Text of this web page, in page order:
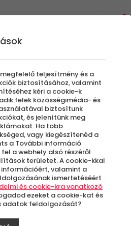
Rendezés:
teljesítmény és a
biztosításához, valamint
kéri a cookie-k
felek közösségimédia- és
biztosítunk
és jelenítünk meg
Ha több
vagy kiegészítenéd a
a További információ
a webhely alsó részéről
területet. A cookie-kkal
valamint a
ismertetéséért
és cookie-kra vonatkozó
ezeket a cookie-kat és
adatok feldolgozását?